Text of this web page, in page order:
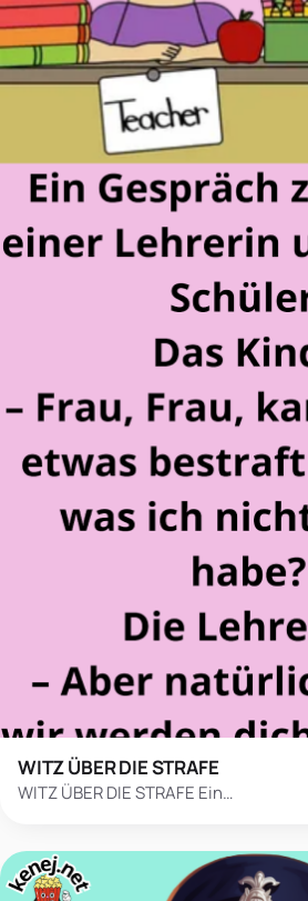
WITZ ÜBER DIE STRAFE
WITZ ÜBER DIE STRAFE Ein…